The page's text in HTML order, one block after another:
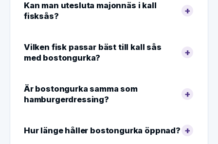
Kan man utesluta majonnäs i kall
fisksås?
Vilken fisk passar bäst till kall sås
med bostongurka?
Är bostongurka samma som
hamburgerdressing?
Hur länge håller bostongurka öppnad?